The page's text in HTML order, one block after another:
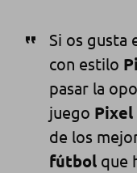
Si os gusta
con estilo
pasar la
juego Pixel
de los
fútbolque